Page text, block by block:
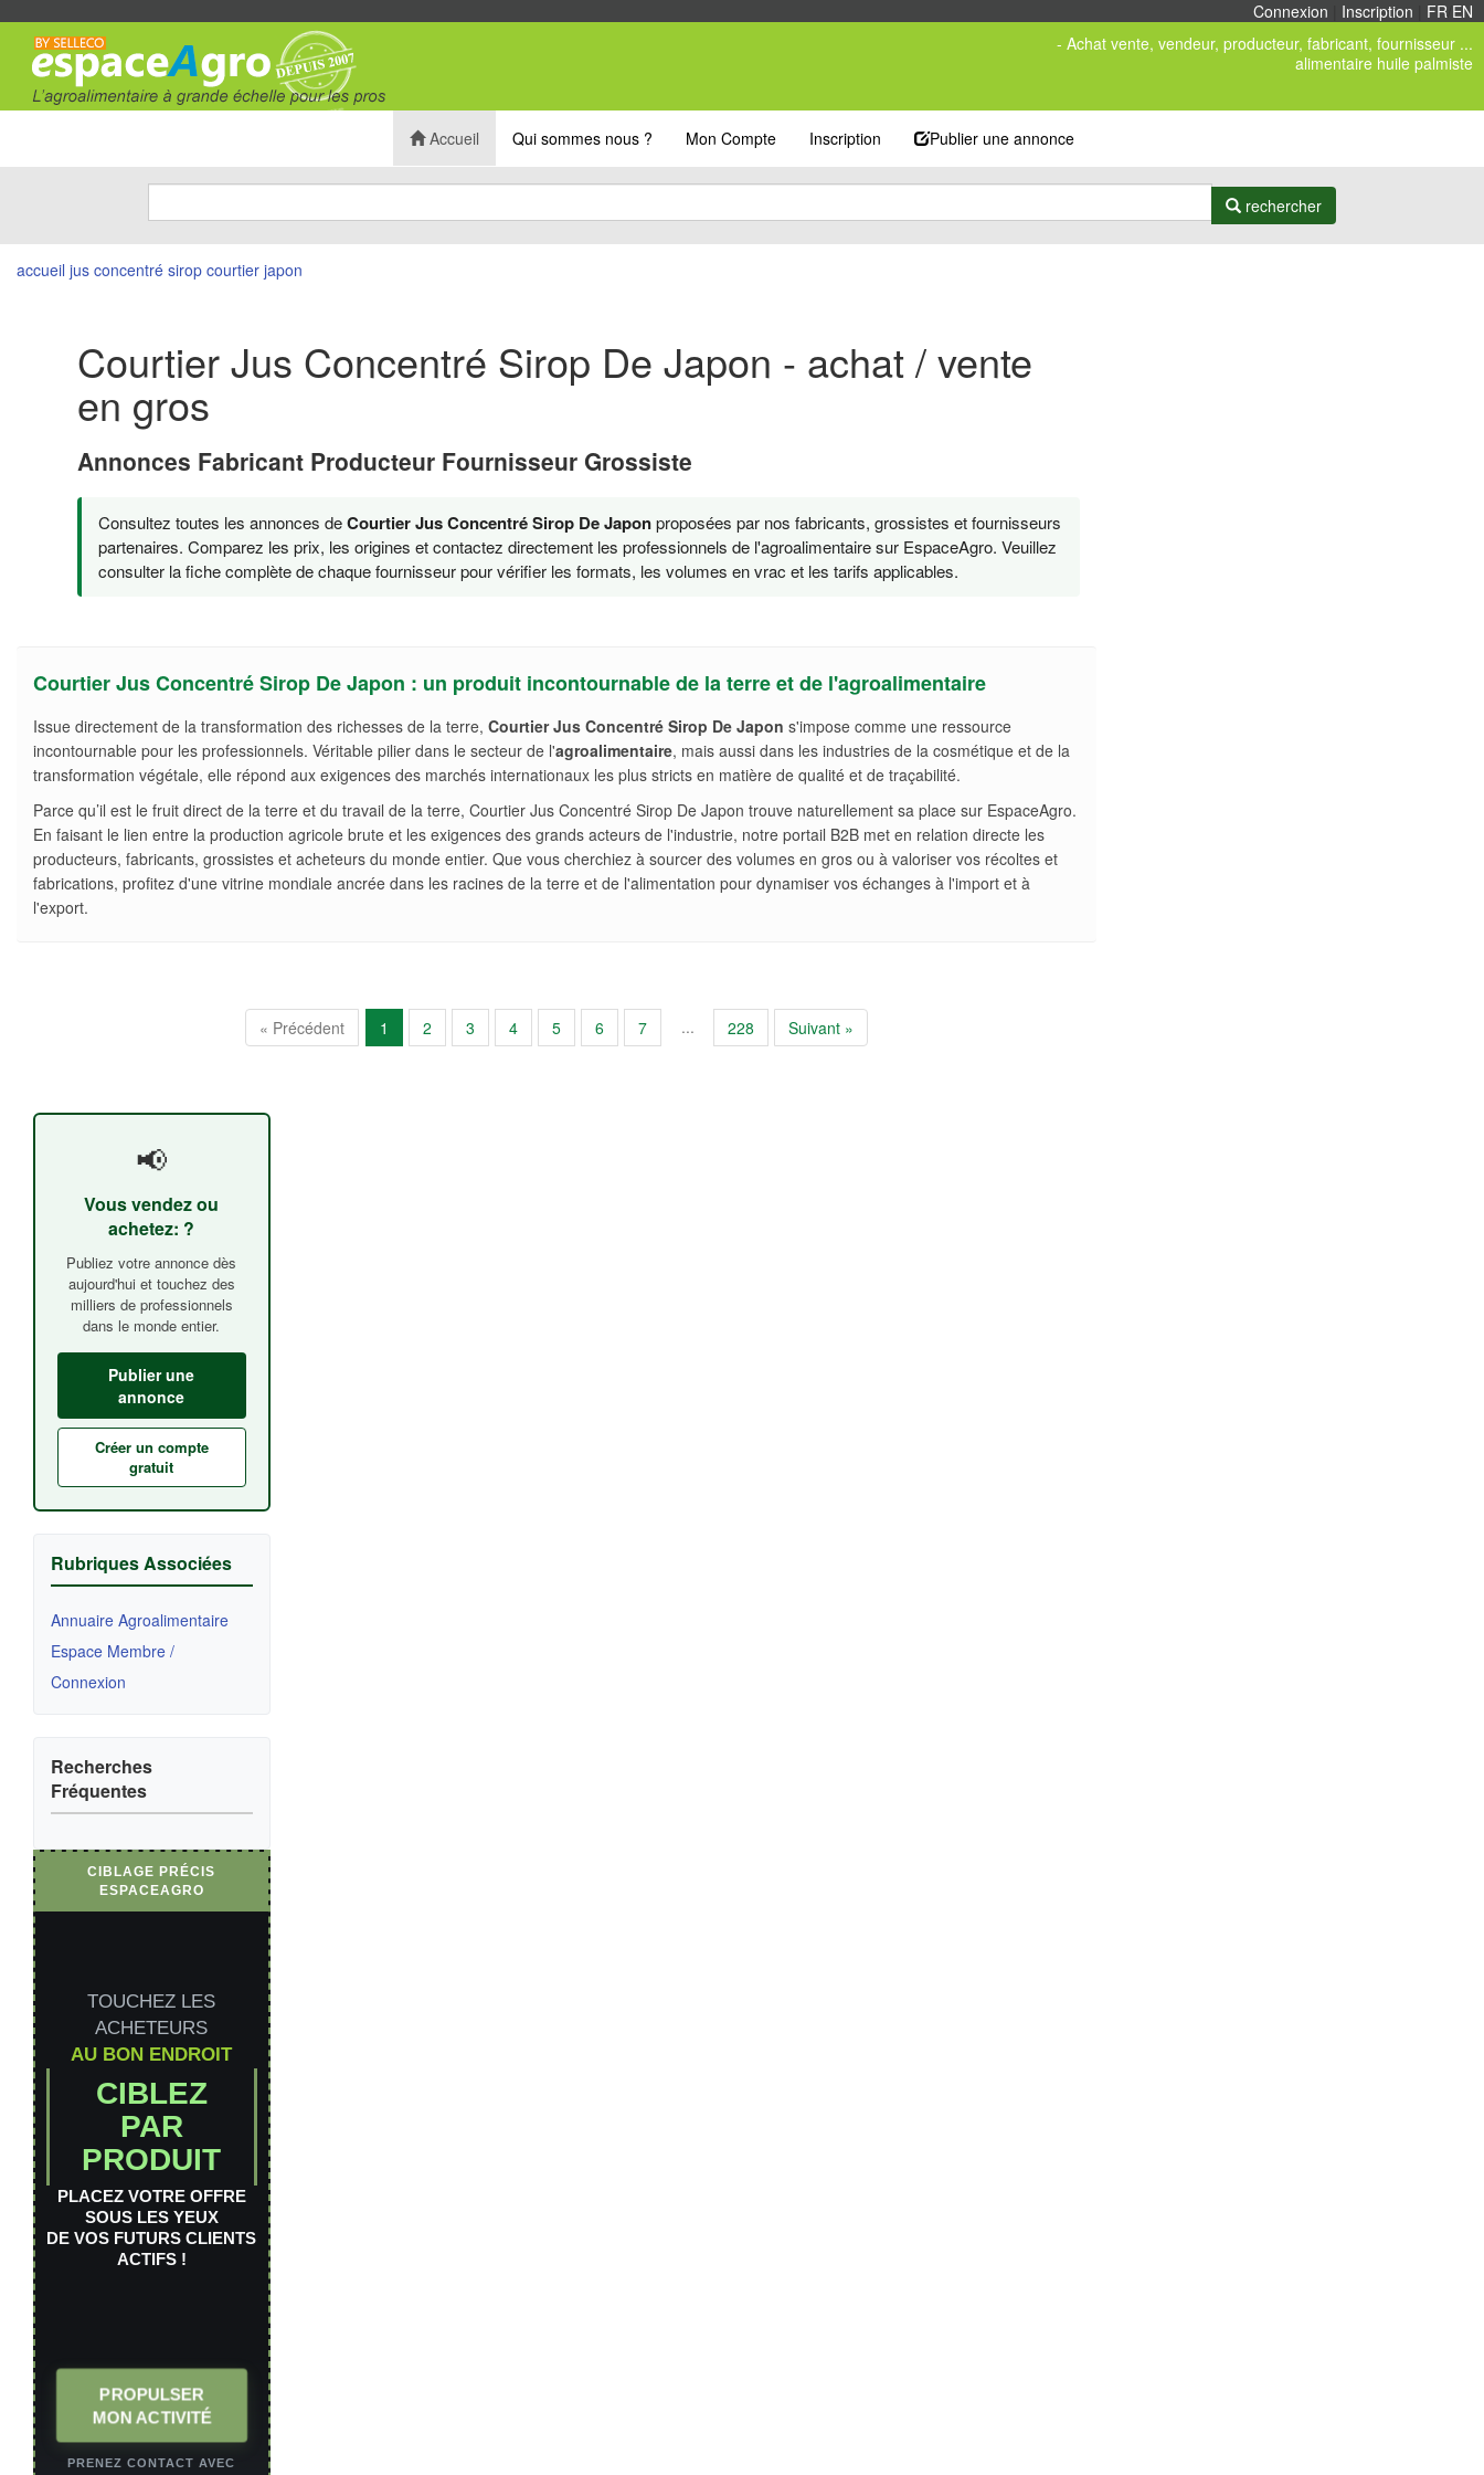
Connexion Inscription FR EN
- Achat vente, vendeur, producteur, fabricant, fournisseur ...
alimentaire huile palmiste
Accueil Qui sommes nous ? Mon Compte Inscription Publier une annonce
rechercher
accueil jus concentré sirop courtier japon
Courtier Jus Concentré Sirop De Japon - achat / vente
en gros
Annonces Fabricant Producteur Fournisseur Grossiste
Consultez toutes les annonces deCourtier Jus Concentré Sirop De Japonproposées par nos fabricants, grossistes et fournisseurs
partenaires. Comparez les prix, les origines et contactez directement les professionnels de l'agroalimentaire sur EspaceAgro. Veuillez
consulter la fiche complète de chaque fournisseur pour vérifier les formats, les volumes en vrac et les tarifs applicables.
Courtier Jus Concentré Sirop De Japon : un produit incontournable de la terre et de l'agroalimentaire
Issue directement de la transformation des richesses de la terre, Courtier Jus Concentré Sirop De Japon s'impose comme une ressource
incontournable pour les professionnels. Véritable pilier dans le secteur de l'agroalimentaire, mais aussi dans les industries de la cosmétique et de la
transformation végétale, elle répond aux exigences des marchés internationaux les plus stricts en matière de qualité et de traçabilité.
Parce qu’il est le fruit direct de la terre et du travail de la terre, Courtier Jus Concentré Sirop De Japon trouve naturellement sa place sur EspaceAgro.
En faisant le lien entre la production agricole brute et les exigences des grands acteurs de l'industrie, notre portail B2B met en relation directe les
producteurs, fabricants, grossistes et acheteurs du monde entier. Que vous cherchiez à sourcer des volumes en gros ou à valoriser vos récoltes et
fabrications, profitez d'une vitrine mondiale ancrée dans les racines de la terre et de l'alimentation pour dynamiser vos échanges à l'import et à
l'export.
« Précédent 1 2 3 4 5 6 7 ... 228 Suivant »
📢
Vous vendez ou
achetez: ?
Publiez votre annonce dès
aujourd'hui et touchez des
milliers de professionnels
dans le monde entier.
Publier une
annonce
Créer un compte
gratuit
Rubriques Associées
Annuaire Agroalimentaire
Espace Membre /
Connexion
Recherches
Fréquentes
CIBLAGE PRÉCIS
ESPACEAGRO
TOUCHEZ LES
ACHETEURS
AU BON ENDROIT
CIBLEZ
PAR
PRODUIT
PLACEZ VOTRE OFFRE
SOUS LES YEUX
DE VOS FUTURS CLIENTS
ACTIFS !
PROPULSER
MON ACTIVITÉ
PRENEZ CONTACT AVEC